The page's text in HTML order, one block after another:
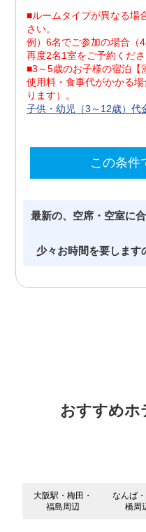
■ルームタイプが異なる場
さい。
例）6名でご参加の場合（
再度2名1室をご予約くださ
■3～5歳のお子様の宿泊【
使用料・食事代がかかる
ります）。
子供・幼児（3～12歳）代
この条件
最新の、空席・空室に
少々お時間を要します
おすすめホ
大阪駅・梅田・
福島周辺
なんば
橋周